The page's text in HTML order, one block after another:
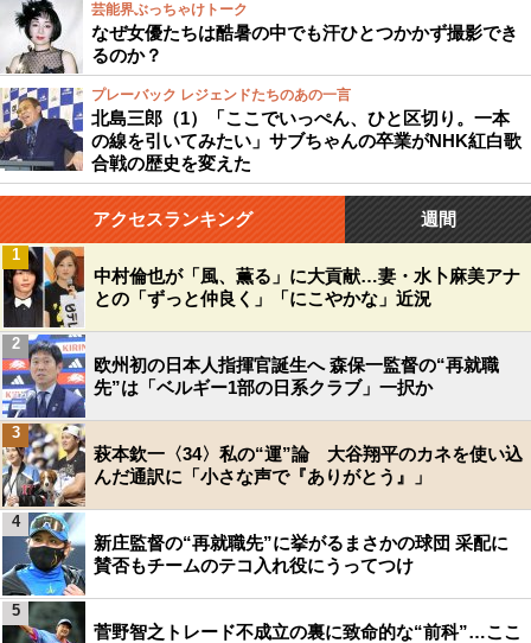
芸能界ぶっちゃけトーク
なぜ女優たちは酷暑の中でも汗ひとつかかず撮影でき
るのか？
プレーバック レジェンドたちのあの一言
北島三郎（1）「ここでいっぺん、ひと区切り。一本
の線を引いてみたい」サブちゃんの卒業がNHK紅白歌
合戦の歴史を変えた
アクセスランキング 週間
中村倫也が「風、薫る」に大貢献…妻・水卜麻美アナ
との「ずっと仲良く」「にこやかな」近況
1
欧州初の日本人指揮官誕生へ 森保一監督の“再就職
先”は「ベルギー1部の日系クラブ」一択か
2
萩本欽一〈34〉私の“運”論 大谷翔平のカネを使い込
んだ通訳に「小さな声で『ありがとう』」
3
新庄監督の“再就職先”に挙がるまさかの球団 采配に
賛否もチームのテコ入れ役にうってつけ
4
菅野智之トレード不成立の裏に致命的な“前科”…ここ
5